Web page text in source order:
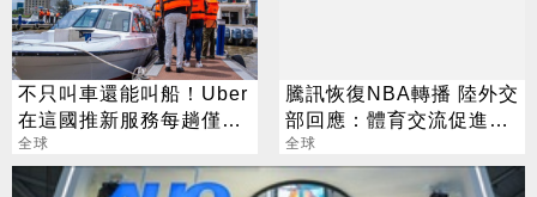
不只叫車還能叫船！Uber
在這國推新服務每趟僅40
元
全球
騰訊恢復NBA轉播 陸外交
部回應：體育交流促進友
好
全球